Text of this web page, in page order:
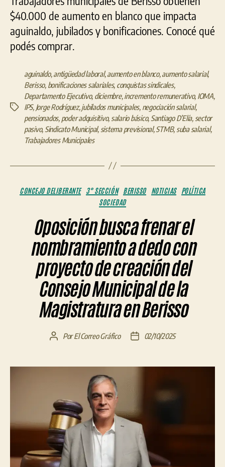
$40.000 de aumento en blanco que impacta
aguinaldo, jubilados y bonificaciones. Conocé qué
podés comprar.
Etiquetas
aguinaldo,antigüedad laboral,aumento en blanco,aumento salarial,
Berisso, bonificaciones salariales, conquistas sindicales,
Departamento Ejecutivo, diciembre,incremento remunerativo, IOMA,
IPS, Jorge Rodríguez,jubilados municipales, negociación salarial,
pensionados, poder adquisitivo, salario básico, Santiago D’Elía, sector
pasivo, Sindicato Municipal, sistema previsional,STMB, suba salarial,
Trabajadores Municipales
Categorías
CONCEJO DELIBERANTE 3° SECCIÓN BERISSO NOTICIAS
POLÍTICA
SOCIEDAD
Oposición busca frenar el
nombramiento a dedo con
proyecto de creación del
Consejo Municipal de la
Magistratura en Berisso
Autor
entrada
PorEl Correo Gráfico
Fecha
entrada
02/10/2025